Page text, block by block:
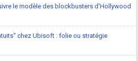
le modèle des blockbusters d'Hollywood
chez Ubisoft : folie ou stratégie